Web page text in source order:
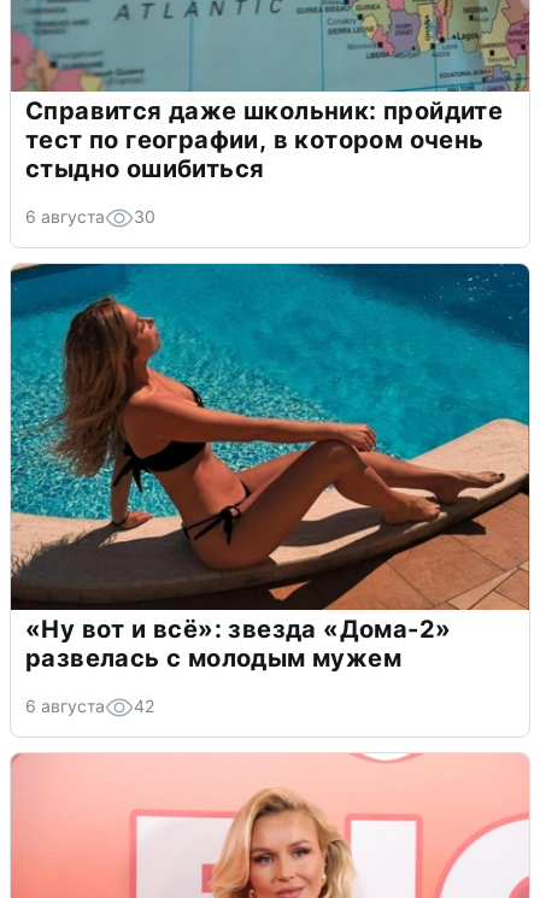
Справится даже школьник: пройдите
тест по географии, в котором очень
стыдно ошибиться
6 августа 30
«Ну вот и всё»: звезда «Дома-2»
развелась с молодым мужем
6 августа 42